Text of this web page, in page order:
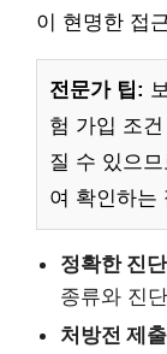
이 현명한 접
전문가 팁:
험 가입 조
질 수 있으
여 확인하는
정확한 진
종류와 진
처방전 제